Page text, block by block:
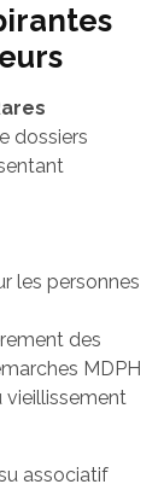
dossiers
les personnes
des
MDPH
vieillissement
associatif